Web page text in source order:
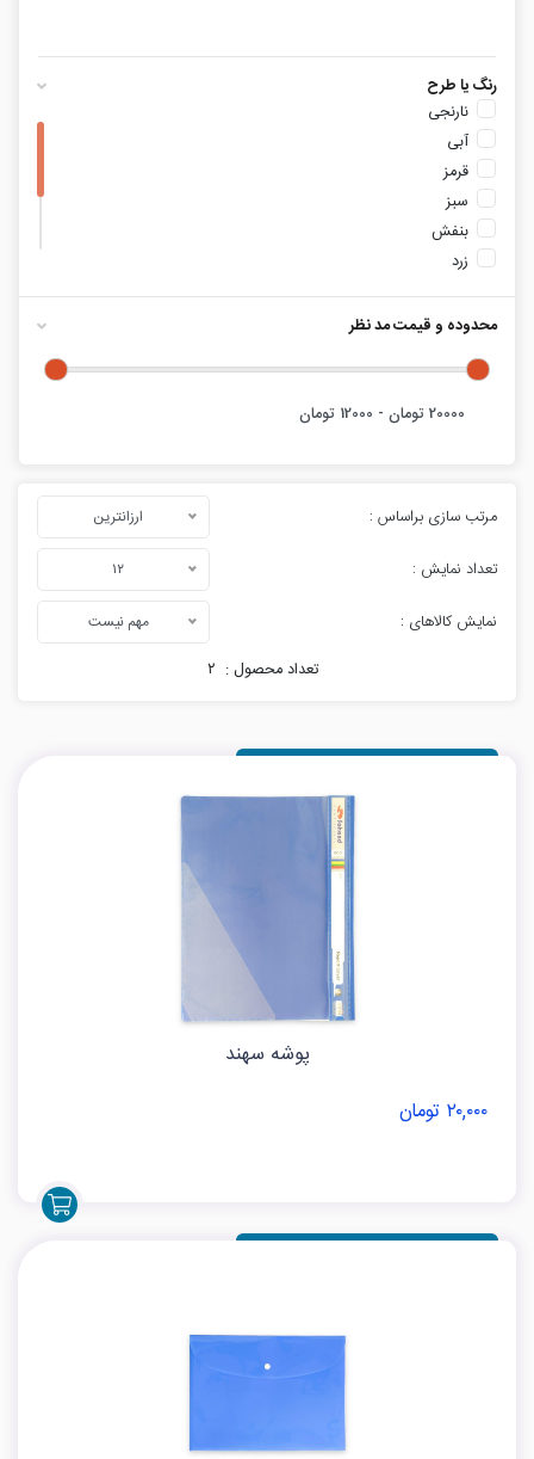
رنگ یا طرح
نارنجی
آبی
قرمز
سبز
بنفش
زرد
آبی روشن
خاکستری
فسفری
محدوده و قیمت مد نظر
مرتب سازی براساس : ارزانترین
تعداد نمایش : ۱۲
نمایش کالاهای : مهم نیست
تعداد محصول : ۲
پوشه سهند
۲۰,۰۰۰ تومان